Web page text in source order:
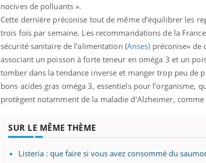
nocives de polluants ».
Cette dernière préconise tout de même d’équilibrer les
trois fois par semaine. Les recommandations de la
sécurité sanitaire de l'alimentation (Anses) préconise« de
associant un poisson à forte teneur en oméga 3 et un
tomber dans la tendance inverse et manger trop peu de
bons acides gras oméga 3, essentiels pour l’organisme,
protègent notamment de la maladie d’Alzheimer, comme
SUR LE MÊME THÈME
Listeria : que faire si vous avez consommé du